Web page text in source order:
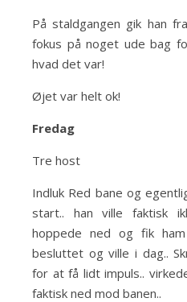
På staldgangen gik han
fokus på noget ude bag
hvad det var!
Øjet var helt ok!
Fredag
Tre host
Indluk Red bane og
start.. han ville faktisk
hoppede ned og fik
besluttet og ville i dag..
for at få lidt impuls..
faktisk ned mod banen..